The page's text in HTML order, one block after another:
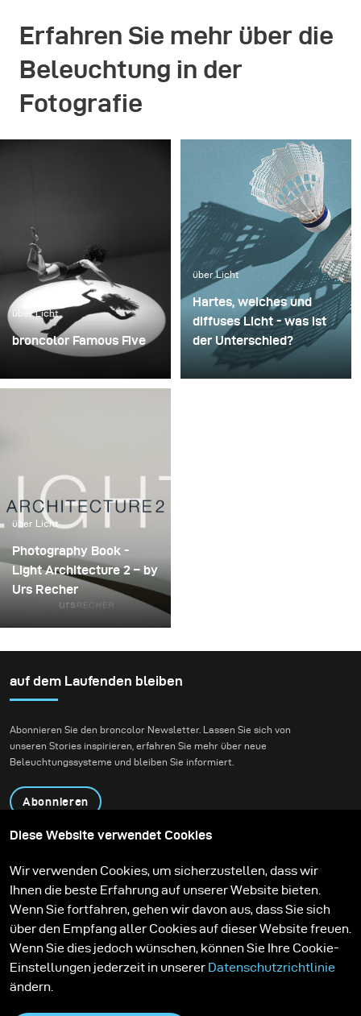
Erfahren Sie mehr über die
Beleuchtung in der
Fotografie
über Licht
broncolor Famous Five
über Licht
Hartes, weiches und
diffuses Licht - was ist
der Unterschied?
How to define light? Let’s
über Licht
Photography Book -
Light Architecture 2 – by
Urs Recher
auf dem Laufenden bleiben
Abonnieren Sie den broncolor Newsletter. Lassen Sie sich von
unseren Stories inspirieren, erfahren Sie mehr über neue
Beleuchtungssysteme und bleiben Sie informiert.
Abonnieren
Kontakt
Technologien
Contribute to our blog
Lernen
Support
Karriere
Media Center
Diese Website verwendet Cookies
Wir verwenden Cookies, um sicherzustellen, dass wir
Ihnen die beste Erfahrung auf unserer Website bieten.
Wenn Sie fortfahren, gehen wir davon aus, dass Sie sich
über den Empfang aller Cookies auf dieser Website freuen.
Wenn Sie dies jedoch wünschen, können Sie Ihre Cookie-
Einstellungen jederzeit in unserer Datenschutzrichtlinie
ändern.